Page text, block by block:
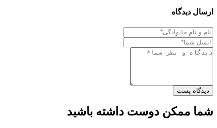
ارسال دیدگاه
دیدگاه پست
شما ممکن دوست داشته باشید